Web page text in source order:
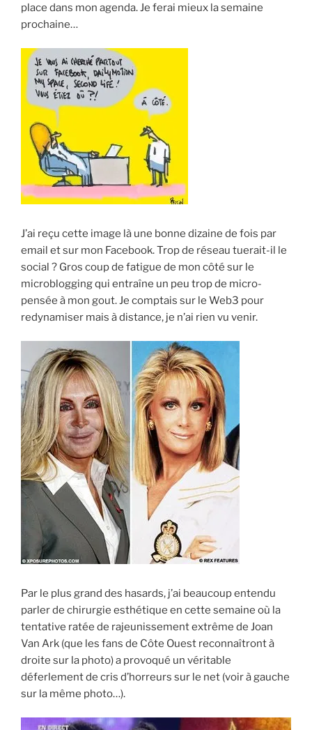
place dans mon agenda. Je ferai mieux la semaine
prochaine…
J’ai reçu cette image là une bonne dizaine de fois par
email et sur mon Facebook. Trop de réseau tuerait-il le
social ? Gros coup de fatigue de mon côté sur le
microblogging qui entraîne un peu trop de micro-
pensée à mon gout. Je comptais sur le Web3 pour
redynamiser mais à distance, je n’ai rien vu venir.
Par le plus grand des hasards, j’ai beaucoup entendu
parler de chirurgie esthétique en cette semaine où la
tentative ratée de rajeunissement extrême de Joan
Van Ark (que les fans de Côte Ouest reconnaîtront à
droite sur la photo) a provoqué un véritable
déferlement de cris d’horreurs sur le net (voir à gauche
sur la même photo…).